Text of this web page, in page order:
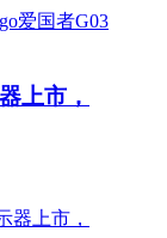
上市，